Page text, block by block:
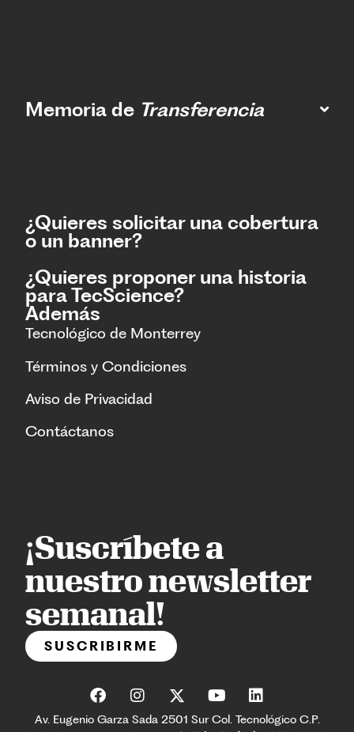
Memoria de Transferencia
¿Quieres solicitar una cobertura
o un banner?
¿Quieres proponer una historia
para TecScience?
Además
Tecnológico de Monterrey
Términos y Condiciones
Aviso de Privacidad
Contáctanos
¡Suscríbete a
nuestro newsletter
semanal!
SUSCRIBIRME
Av. Eugenio Garza Sada 2501 Sur Col. Tecnológico C.P.